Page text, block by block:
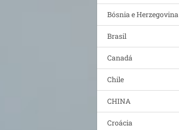
Bósnia e Herzegovina
Brasil
Canadá
Chile
CHINA
Croácia